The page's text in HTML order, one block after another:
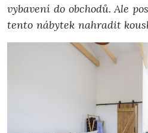
vybavení do obchodů. Ale
tento nábytek nahradit